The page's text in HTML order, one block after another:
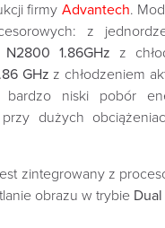
firmy Advantech.
z
N2800 1.86GHz z
GHz z chłodzeniem
bardzo niski pobór
dużych
zintegrowany z
obrazu w trybie